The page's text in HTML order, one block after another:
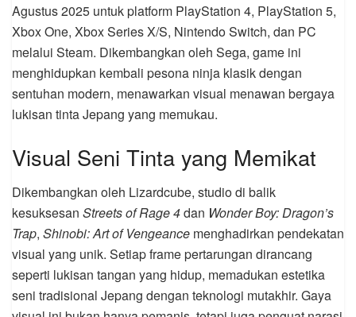
Agustus 2025 untuk platform PlayStation 4, PlayStation 5,
Xbox One, Xbox Series X/S, Nintendo Switch, dan PC
melalui Steam. Dikembangkan oleh Sega, game ini
menghidupkan kembali pesona ninja klasik dengan
sentuhan modern, menawarkan visual menawan bergaya
lukisan tinta Jepang yang memukau.
Visual Seni Tinta yang Memikat
Dikembangkan oleh Lizardcube, studio di balik
kesuksesan Streets of Rage 4dan Wonder Boy: Dragon’s
Trap, Shinobi: Art of Vengeance menghadirkan pendekatan
visual yang unik. Setiap frame pertarungan dirancang
seperti lukisan tangan yang hidup, memadukan estetika
seni tradisional Jepang dengan teknologi mutakhir. Gaya